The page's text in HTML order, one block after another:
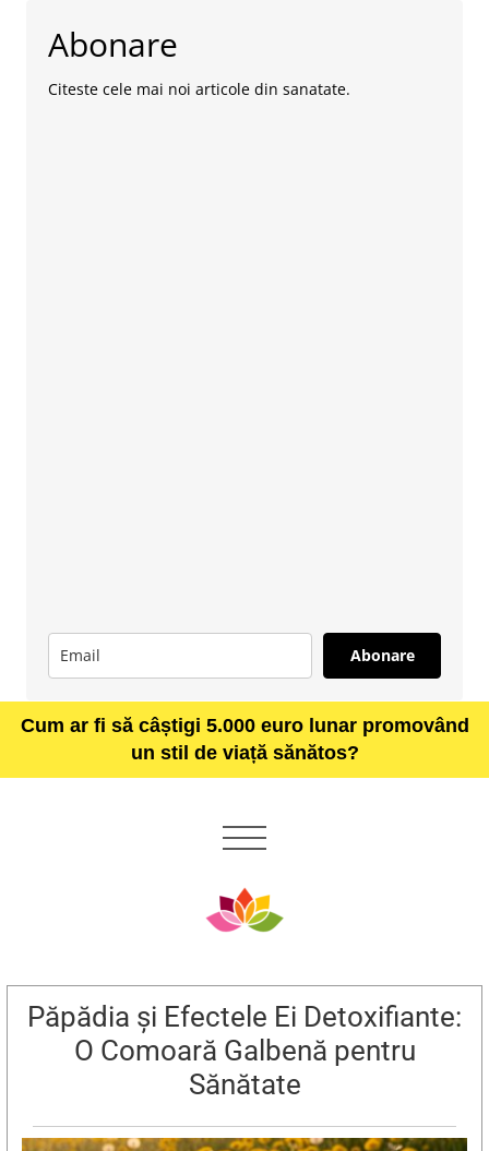
Abonare
Citeste cele mai noi articole din sanatate.
Abonare
Cum ar fi să câștigi 5.000 euro lunar promovând
un stil de viață sănătos?
Păpădia și Efectele Ei Detoxifiante:
O Comoară Galbenă pentru
Sănătate